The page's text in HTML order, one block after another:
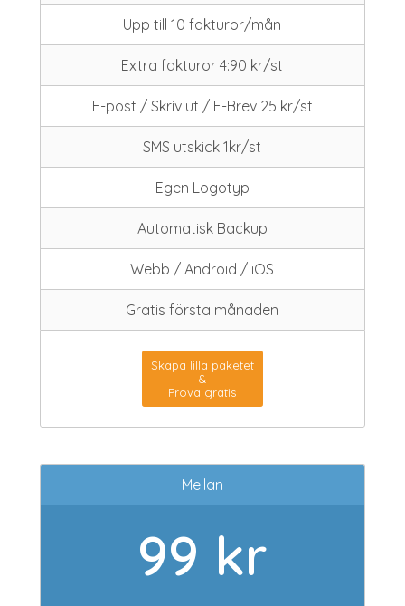
Upp till 10 fakturor/mån
Extra fakturor 4:90 kr/st
E-post / Skriv ut / E-Brev 25 kr/st
SMS utskick 1kr/st
Egen Logotyp
Automatisk Backup
Webb / Android / iOS
Gratis första månaden
Skapa lilla paketet
&
Prova gratis
Mellan
99 kr